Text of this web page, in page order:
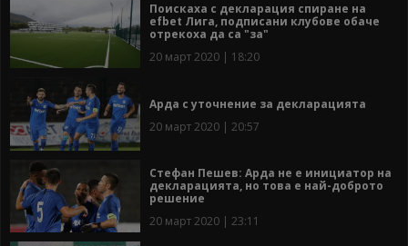
Поискаха с декларация спиране на
efbet Лига, подписани клубове обаче
отрекоха да са "за"
20 март 2020 | 18:20
Арда с уточнение за декларацията
20 март 2020 | 20:57
Стефан Пешев: Арда не е инициатор на
декларацията, но това е най-доброто
решение
20 март 2020 | 23:11